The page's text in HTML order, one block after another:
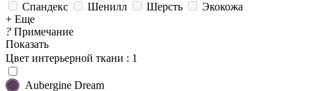
Спандекс
Шенилл Шерсть
Экокожа
+ Еще
? Примечание
Показать
Цвет интерьерной ткани : 1
Aubergine Dream